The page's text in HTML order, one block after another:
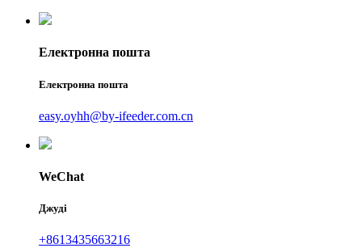
Електронна пошта
Електронна пошта
easy.oyhh@by-ifeeder.com.cn
WeChat
Джуді
+8613435663216